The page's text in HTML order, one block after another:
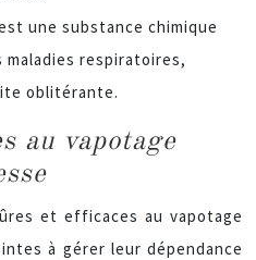
une substance chimique
maladies respiratoires,
oblitérante.
au vapotage
et efficaces au vapotage
à gérer leur dépendance